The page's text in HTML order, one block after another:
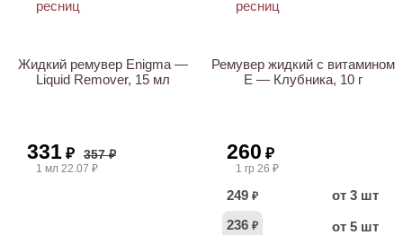
Жидкий ремувер Enigma —
Liquid Remover, 15 мл
331 ₽ 357 ₽
1 мл 22.07 ₽
Ремувер жидкий с витамином
E — Клубника, 10 г
260 ₽
1 гр 26 ₽
249 ₽
от 3 шт
236 ₽ от 5 шт